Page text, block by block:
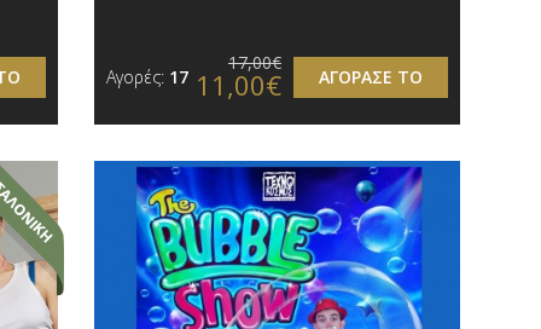
Αγορές: 17 ΑΓΟΡΑΣΕ ΤΟ
17,00€
11,00€